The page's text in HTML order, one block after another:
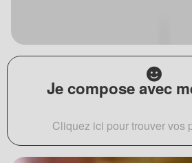
Je compose avec
Cliquez ici pour trouver vos